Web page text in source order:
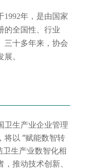
1992年，是由国家
的全国性、行业
三十多年来，协会
。
生产业企业管理
将以 “赋能数智转
卫生产业数智化相
推动技术创新、